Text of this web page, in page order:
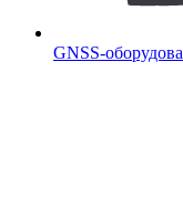
GNSS-